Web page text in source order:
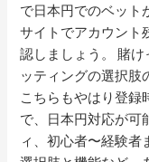
で日本円でのベット
サイトでアカウント
認しましょう。 賭
ッティングの選択肢
こちらもやはり登録
で、日本円対応が可
ィ、初心者〜経験者